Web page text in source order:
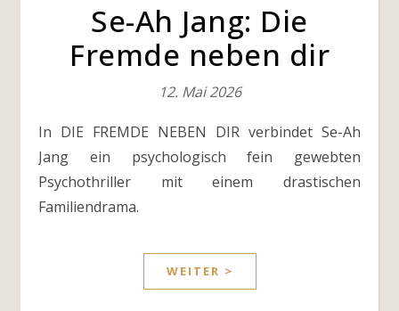
Se-Ah Jang: Die
Fremde neben dir
12. Mai 2026
In DIE FREMDE NEBEN DIR verbindet Se-Ah
Jang ein psychologisch fein gewebten
Psychothriller mit einem drastischen
Familiendrama.
WEITER >